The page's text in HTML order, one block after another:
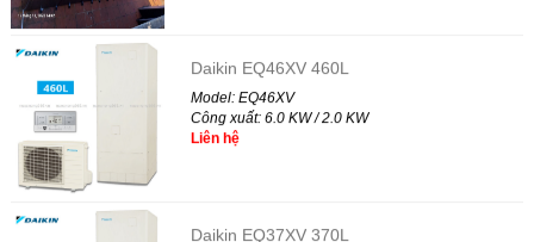
Daikin EQ46XV 460L
Model: EQ46XV
Công xuất: 6.0 KW / 2.0 KW
Liên hệ
Daikin EQ37XV 370L